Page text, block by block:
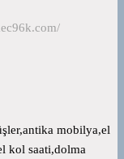
mobilya,el
kol saati,dolma